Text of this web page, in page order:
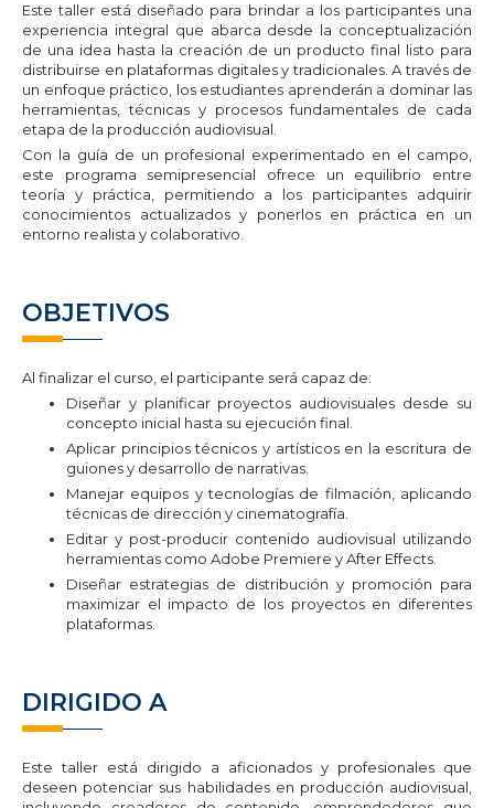
Este taller está diseñado para brindar a los participantes una
experiencia integral que abarca desde la conceptualización
de una idea hasta la creación de un producto final listo para
distribuirse en plataformas digitales y tradicionales. A través de
un enfoque práctico, los estudiantes aprenderán a dominar las
herramientas, técnicas y procesos fundamentales de cada
etapa de la producción audiovisual.
Con la guía de un profesional experimentado en el campo,
este programa semipresencial ofrece un equilibrio entre
teoría y práctica, permitiendo a los participantes adquirir
conocimientos actualizados y ponerlos en práctica en un
entorno realista y colaborativo.
OBJETIVOS
Al finalizar el curso, el participante será capaz de:
Diseñar y planificar proyectos audiovisuales desde su
concepto inicial hasta su ejecución final.
Aplicar principios técnicos y artísticos en la escritura de
guiones y desarrollo de narrativas.
Manejar equipos y tecnologías de filmación, aplicando
técnicas de dirección y cinematografía.
Editar y post-producir contenido audiovisual utilizando
herramientas como Adobe Premiere y After Effects.
Diseñar estrategias de distribución y promoción para
maximizar el impacto de los proyectos en diferentes
plataformas.
DIRIGIDO A
Este taller está dirigido a aficionados y profesionales que
deseen potenciar sus habilidades en producción audiovisual,